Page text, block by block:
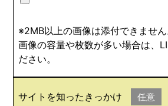
※2MB以上の画像は添付できません
画像の容量や枚数が多い場合は、
ださい。
サイトを知ったきっかけ 任意